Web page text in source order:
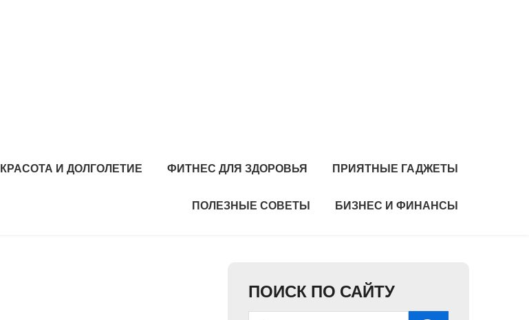
КРАСОТА И ДОЛГОЛЕТИЕ ФИТНЕС ДЛЯ ЗДОРОВЬЯ ПРИЯТНЫЕ ГАДЖЕТЫ
ПОЛЕЗНЫЕ СОВЕТЫ БИЗНЕС И ФИНАНСЫ
ПОИСК ПО САЙТУ